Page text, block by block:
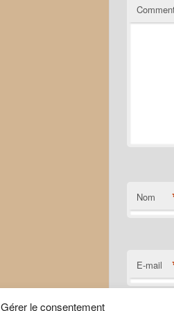
Gérer le consentement
Nom
E-mail